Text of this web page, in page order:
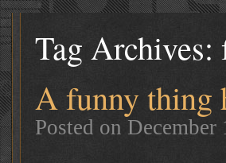
Tag Archives:
A funny thing
Posted on December